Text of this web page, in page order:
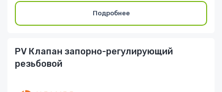
Подробнее
PV Клапан запорно-регулирующий
резьбовой